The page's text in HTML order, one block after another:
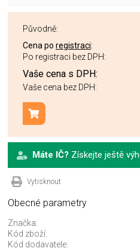
Původně:
Cena po registraci:
Po registraci bez DPH:
Vaše cena s DPH:
Vaše cena bez DPH:
Přidat do košíku
Máte IČ? Získejte ještě
Vytisknout
Obecné parametry
Značka:
Kód zboží:
Kód dodavatele: